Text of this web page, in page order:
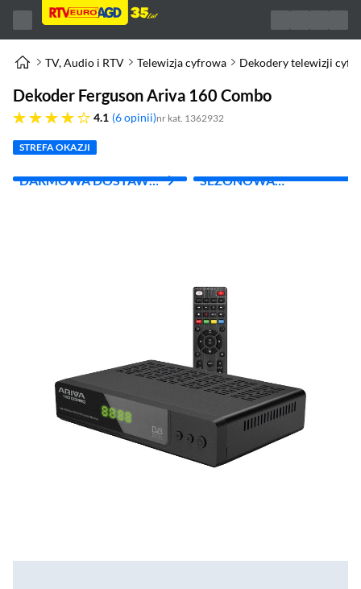
TV, Audio i RTV Telewizja cyfrowa Dekodery telewizji
Dekoder Ferguson Ariva 160 Combo
4.1
4.1 gwiazdek 6 opinii nr kat. 1362932
STREFA OKAZJI
DARMOWA DOSTAWA
SEZONOWA